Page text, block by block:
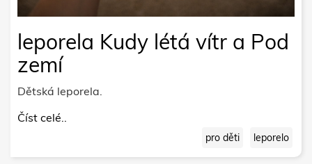
leporela Kudy létá vítr a Pod
zemí
Dětská leporela.
Číst celé..
pro děti leporelo